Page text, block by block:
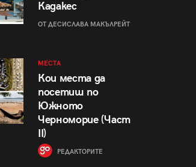
Кадакес
ОТ ДЕСИСЛАВА МАКЪЛРЕЙТ
МЕСТА
Кои места да
посетиш по
Южното
Черноморие (Част
II)
РЕДАКТОРИТЕ